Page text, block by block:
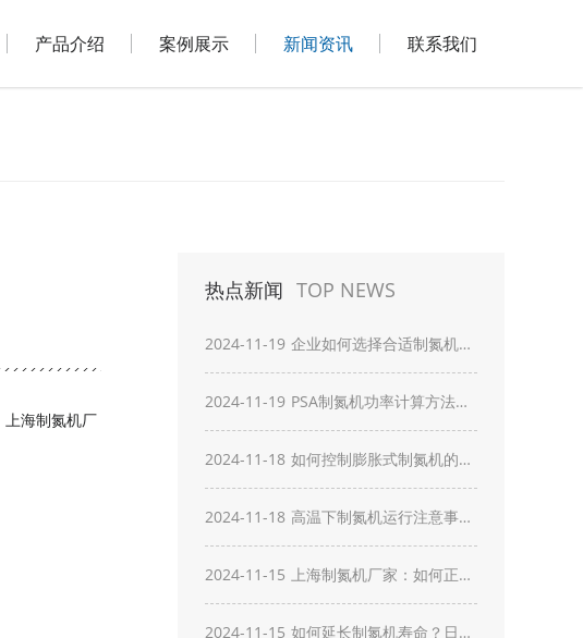
产品介绍 案例展示 新闻资讯 联系我们
上海制氮机厂
热点新闻 TOP NEWS
2024-11-19 企业如何选择合适制氮机？
关键考虑因素？
2024-11-19 PSA制氮机功率计算方法？
需考虑的因素？
2024-11-18 如何控制膨胀式制氮机的噪
音和振动？减少环境影响措
施？
2024-11-18 高温下制氮机运行注意事
项？如何保证稳定运行？
2024-11-15 上海制氮机厂家：如何正确
选择制氮机分子筛？选择时
2024-11-15 如何延长制氮机寿命？日常